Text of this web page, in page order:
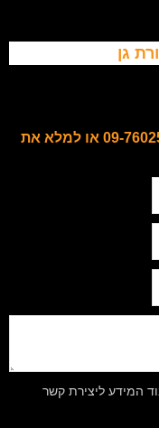
גן
מוזמנים ליצור איתנו קשר בטלפון 09-7602560 או למלא את
המידע ליצירת קשר